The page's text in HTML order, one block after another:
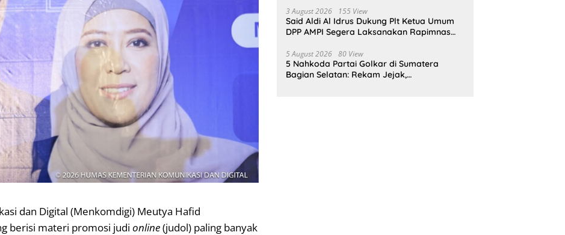
dan Digital (Menkomdigi) Meutya Hafid
berisi materi promosi judi online(judol) paling banyak
3 August 2026 155 View
Said Aldi Al Idrus Dukung Plt Ketua Umum
DPP AMPI Segera Laksanakan Rapimnas
5 August 2026 80 View
5 Nahkoda Partai Golkar di Sumatera
Bagian Selatan: Rekam Jejak,